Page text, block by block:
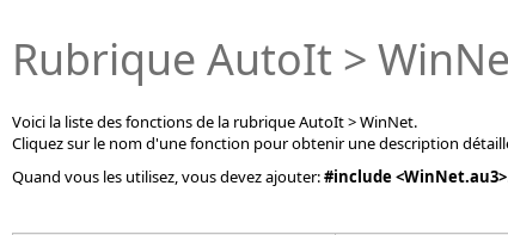
Rubrique AutoIt >
Voici la liste des fonctions de la rubrique AutoIt > WinNet.
Cliquez sur le nom d'une fonction pour obtenir une description
Quand vous les utilisez, vous devez ajouter:#include <WinNet.au3>